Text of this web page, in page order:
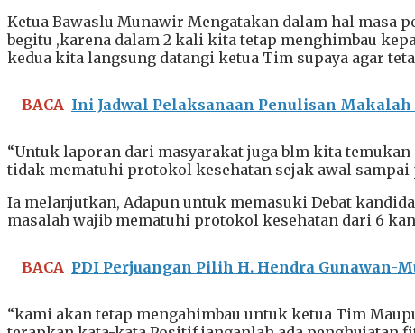
Ketua Bawaslu Munawir Mengatakan dalam hal masa
begitu ,karena dalam 2 kali kita tetap menghimbau
kedua kita langsung datangi ketua Tim supaya agar
BACA Ini Jadwal Pelaksanaan Penulisan Makalah
“Untuk laporan dari masyarakat juga blm kita
tidak mematuhi protokol kesehatan sejak awal
Ia melanjutkan, Adapun untuk memasuki Debat
masalah wajib mematuhi protokol kesehatan dari 6
BACA PDI Perjuangan Pilih H. Hendra Gunawan-
“kami akan tetap mengahimbau untuk ketua Tim